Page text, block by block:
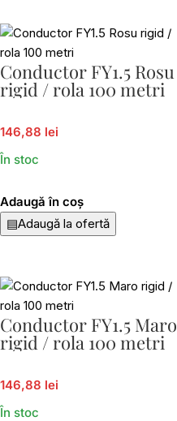
Conductor FY1.5 Rosu
rigid / rola 100 metri
146,88 lei
În stoc
Adaugă în coș
▤Adaugă la ofertă
Conductor FY1.5 Maro
rigid / rola 100 metri
146,88 lei
În stoc